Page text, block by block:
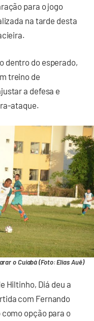
para o jogo
na tarde desta
dentro do esperado,
treino de
a defesa e
ataque.
o Cuiabá (Foto: Elias Auê)
Hiltinho, Diá deu a
com Fernando
opção para o